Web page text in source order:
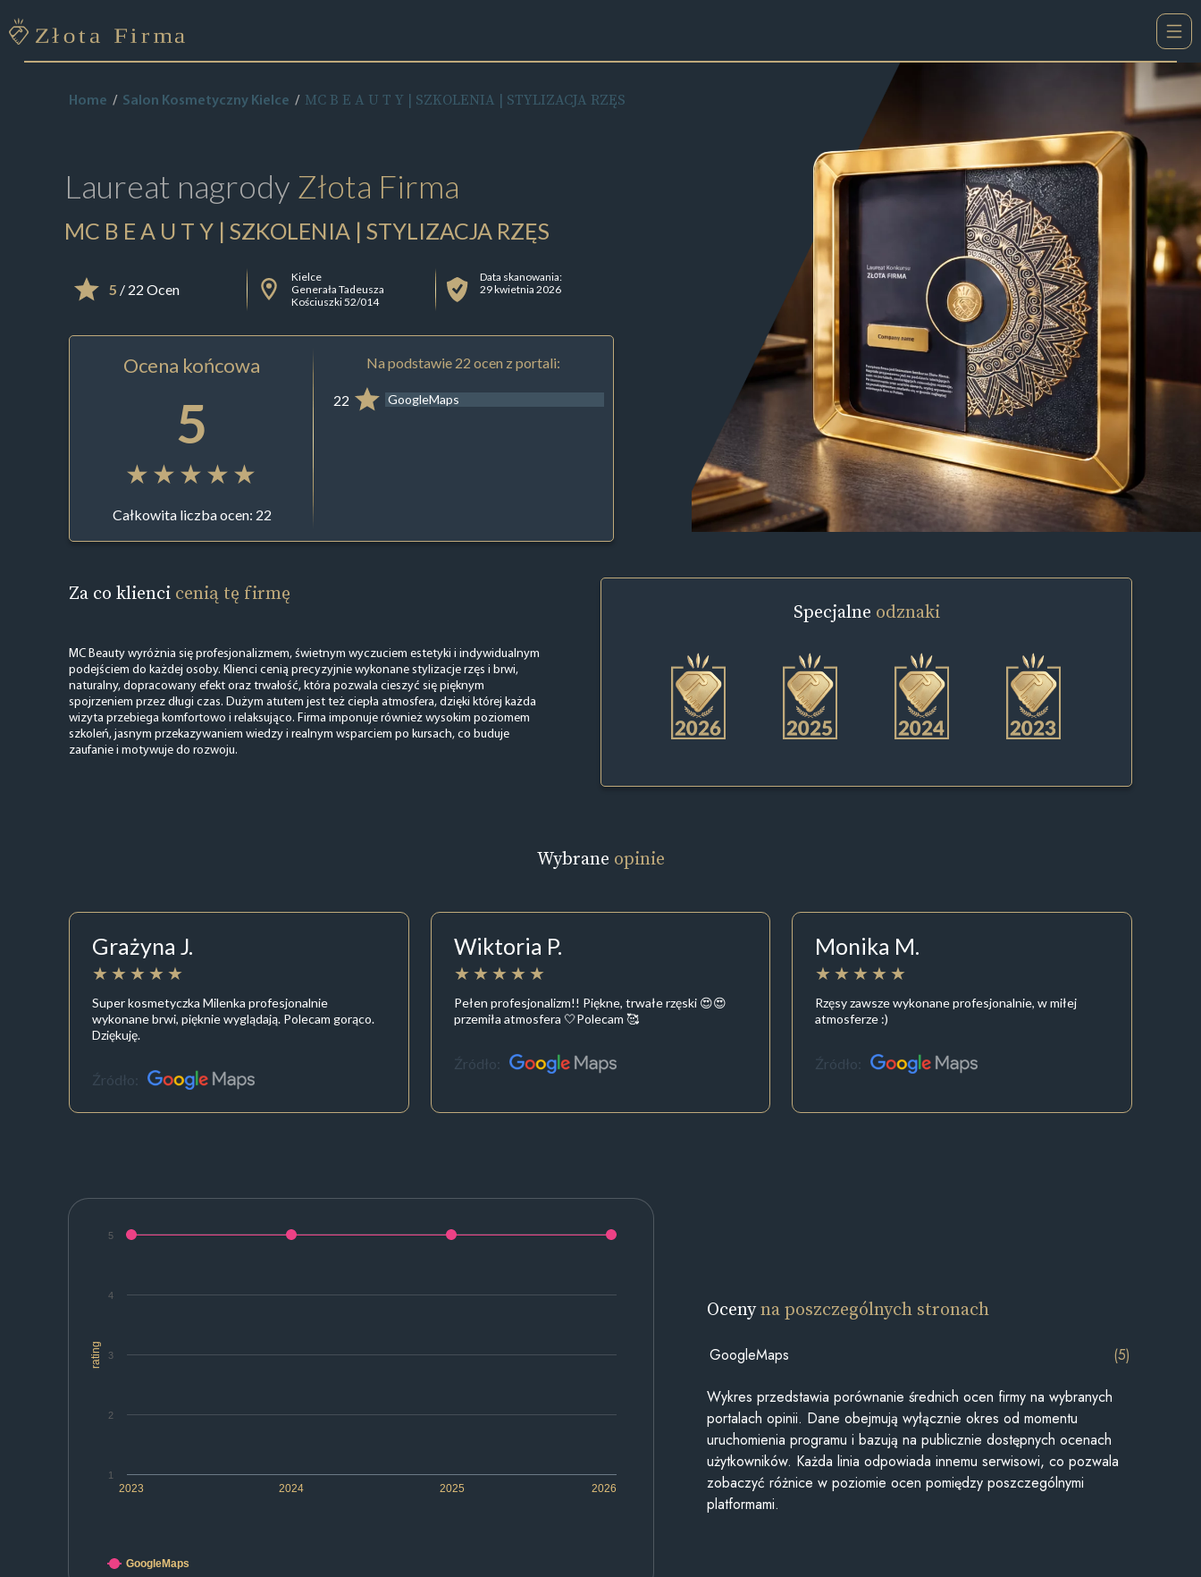
Home Salon Kosmetyczny Kielce MC B E A U T Y | SZKOLENIA | STYLIZACJA RZĘS
Laureat nagrody Złota Firma
MC B E A U T Y | SZKOLENIA | STYLIZACJA RZĘS
5 / 22 Ocen
Kielce
Generała Tadeusza
Kościuszki 52/014
Data skanowania:
29 kwietnia 2026
Ocena końcowa
5
Całkowita liczba ocen: 22
Na podstawie 22 ocen z portali:
22 GoogleMaps
Za co klienci cenią tę firmę
MC Beauty wyróżnia się profesjonalizmem, świetnym wyczuciem estetyki i indywidualnym
podejściem do każdej osoby. Klienci cenią precyzyjnie wykonane stylizacje rzęs i brwi,
naturalny, dopracowany efekt oraz trwałość, która pozwala cieszyć się pięknym
spojrzeniem przez długi czas. Dużym atutem jest też ciepła atmosfera, dzięki której każda
wizyta przebiega komfortowo i relaksująco. Firma imponuje również wysokim poziomem
szkoleń, jasnym przekazywaniem wiedzy i realnym wsparciem po kursach, co buduje
zaufanie i motywuje do rozwoju.
Specjalne odznaki
Wybrane opinie
Grażyna J.
Super kosmetyczka Milenka profesjonalnie
wykonane brwi, pięknie wyglądają. Polecam gorąco.
Dziękuję.
Źródło:
Wiktoria P.
Pełen profesjonalizm!! Piękne, trwałe rzęski 😍😍
przemiła atmosfera 🤍Polecam 🥰
Źródło:
Monika M.
Rzęsy zawsze wykonane profesjonalnie, w miłej
atmosferze :)
Źródło:
rating
2023 2024 2025 2026
1
2
3
4
5
GoogleMaps
Ocenyna poszczególnych stronach
GoogleMaps (5)
Wykres przedstawia porównanie średnich ocen firmy na wybranych
portalach opinii. Dane obejmują wyłącznie okres od momentu
uruchomienia programu i bazują na publicznie dostępnych ocenach
użytkowników. Każda linia odpowiada innemu serwisowi, co pozwala
zobaczyć różnice w poziomie ocen pomiędzy poszczególnymi
platformami.